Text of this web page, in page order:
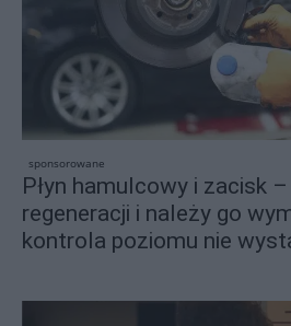
sponsorowane
Płyn hamulcowy i zacisk
regeneracji i należy go
kontrola poziomu nie